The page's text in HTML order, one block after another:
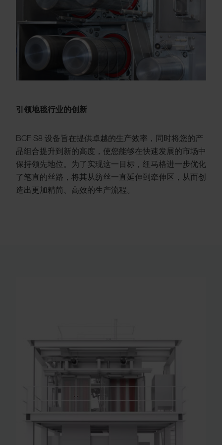
引领地毯行业的创新
BCF S8 设备旨在提供卓越的生产效率，同时将您的产
品组合提升到新的高度，使您能够在快速发展的市场中
保持领先地位。为了实现这一目标，纽马格进一步优化
了笔直的丝路，将其从纺丝一直延伸到牵伸区，从而创
造出更加精简、高效的生产流程。